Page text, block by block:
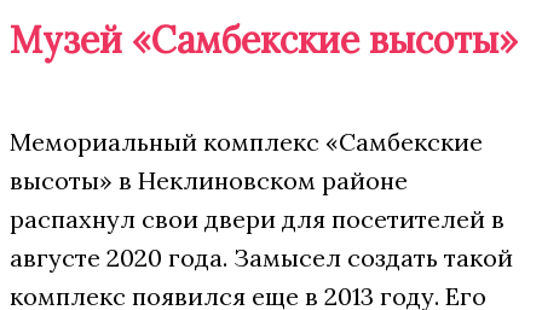
Музей «Самбекские высоты»
Мемориальный комплекс «Самбекские
высоты» в Неклиновском районе
распахнул свои двери для посетителей в
августе 2020 года. Замысел создать такой
комплекс появился еще в 2013 году. Его